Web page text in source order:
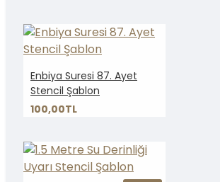
Enbiya Suresi 87. Ayet
Stencil Şablon
100,00TL